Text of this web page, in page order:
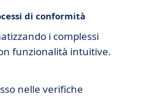
di conformità
i complessi
funzionalità intuitive.
nelle verifiche